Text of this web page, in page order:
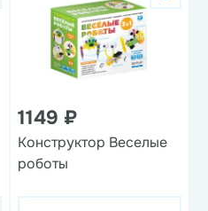
1149 ₽
Конструктор Веселые
роботы